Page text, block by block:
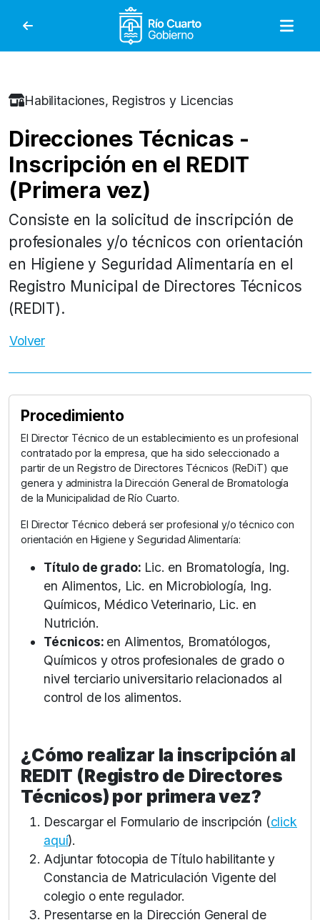
Gobierno de Río
Habilitaciones, Registros y Licencias
Direcciones Técnicas -
Inscripción en el REDIT
(Primera vez)
Consiste en la solicitud de inscripción de
profesionales y/o técnicos con orientación
en Higiene y Seguridad Alimentaría en el
Registro Municipal de Directores Técnicos
(REDIT).
Volver
Procedimiento
El Director Técnico de un establecimiento es un profesional
contratado por la empresa, que ha sido seleccionado a
partir de un Registro de Directores Técnicos (ReDiT) que
genera y administra la Dirección General de Bromatología
de la Municipalidad de Río Cuarto.
El Director Técnico deberá ser profesional y/o técnico con
orientación en Higiene y Seguridad Alimentaría:
Título de grado: Lic. en Bromatología, Ing.
en Alimentos, Lic. en Microbiología, Ing.
Químicos, Médico Veterinario, Lic. en
Nutrición.
Técnicos: en Alimentos, Bromatólogos,
Químicos y otros profesionales de grado o
nivel terciario universitario relacionados al
control de los alimentos.
¿Cómo realizar la inscripción al
REDIT (Registro de Directores
Técnicos) por primera vez?
Descargar el Formulario de inscripción (click
aquí).
Adjuntar fotocopia de Título habilitante y
Constancia de Matriculación Vigente del
colegio o ente regulador.
Presentarse en la Dirección General de